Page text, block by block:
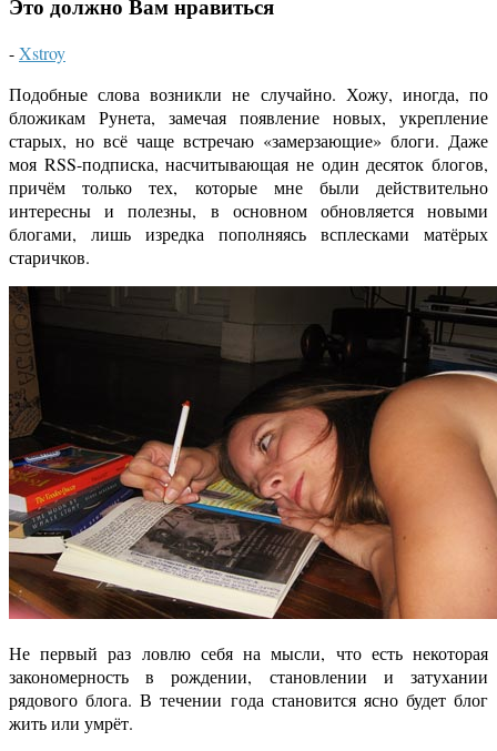
-Xstroy
Подобные слова возникли не случайно. Хожу, иногда, по
бложикам Рунета, замечая появление новых, укрепление
старых, но всё чаще встречаю «замерзающие» блоги. Даже
моя RSS-подписка, насчитывающая не один десяток блогов,
причём только тех, которые мне были действительно
интересны и полезны, в основном обновляется новыми
блогами, лишь изредка пополняясь всплесками матёрых
старичков.
Не первый раз ловлю себя на мысли, что есть некоторая
закономерность в рождении, становлении и затухании
рядового блога. В течении года становится ясно будет блог
жить или умрёт.